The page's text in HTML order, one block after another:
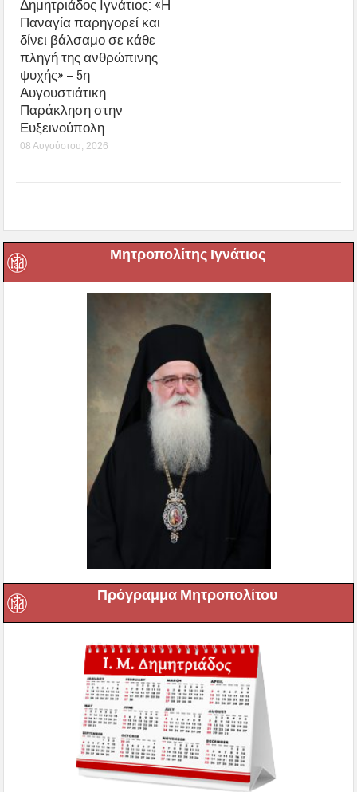
Δημητριάδος Ιγνάτιος: «Η
Παναγία παρηγορεί και
δίνει βάλσαμο σε κάθε
πληγή της ανθρώπινης
ψυχής» – 5η
Αυγουστιάτικη
Παράκληση στην
Ευξεινούπολη
08 Αυγούστου, 2026
Μητροπολίτης Ιγνάτιος
Πρόγραμμα Μητροπολίτου